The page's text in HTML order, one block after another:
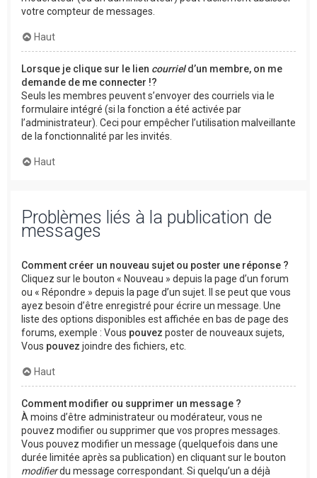
votre compteur de messages.
Haut
Lorsque je clique sur le lien courrield’un membre, on me
demande de me connecter !?
Seuls les membres peuvent s’envoyer des courriels via le
formulaire intégré (si la fonction a été activée par
l’administrateur). Ceci pour empêcher l’utilisation malveillante
de la fonctionnalité par les invités.
Haut
Problèmes liés à la publication de
messages
Comment créer un nouveau sujet ou poster une réponse ?
Cliquez sur le bouton « Nouveau » depuis la page d’un forum
ou « Répondre » depuis la page d’un sujet. Il se peut que vous
ayez besoin d’être enregistré pour écrire un message. Une
liste des options disponibles est affichée en bas de page des
forums, exemple : Vous pouvez poster de nouveaux sujets,
Vous pouvez joindre des fichiers, etc.
Haut
Comment modifier ou supprimer un message ?
À moins d’être administrateur ou modérateur, vous ne
pouvez modifier ou supprimer que vos propres messages.
Vous pouvez modifier un message (quelquefois dans une
durée limitée après sa publication) en cliquant sur le bouton
modifierdu message correspondant. Si quelqu’un a déjà